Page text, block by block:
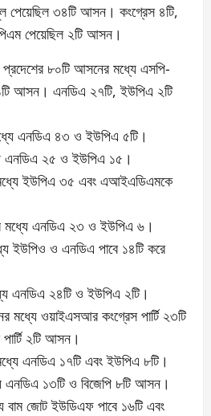
পেয়েছিল ৩৪টি আসন। কংগ্রেস ৪টি,
পেয়েছিল ২টি আসন।
প্রদেশের ৮০টি আসনের মধ্যে এসপি-
আসন। এনডিএ ২৭টি, ইউপিএ ২টি
এনডিএ ৪৩ ও ইউপিএ ৫টি।
এনডিএ ২৫ ও ইউপিএ ১৫।
ইউপিএ ৩৫ এবং এআইএডিএমকে
মধ্যে এনডিএ ২৩ ও ইউপিএ ৬।
ইউপিও ও এনডিএ পাবে ১৪টি করে
এনডিএ ২৪টি ও ইউপিএ ২টি।
মধ্যে ওয়াইএসআর কংগ্রেস পার্টি ২৩টি
২টি আসন।
এনডিএ ১৭টি এবং ইউপিএ ৮টি।
এনডিএ ১৩টি ও বিজেপি ৮টি আসন।
বাম জোট ইউডিএফ পাবে ১৬টি এবং